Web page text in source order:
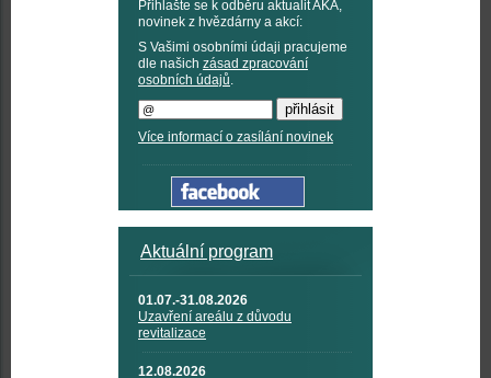
Přihlašte se k odběru aktualit AKA,
novinek z hvězdárny a akcí:
S Vašimi osobními údaji pracujeme
dle našich zásad zpracování
osobních údajů.
Více informací o zasílání novinek
Aktuální program
01.07.-31.08.2026
Uzavření areálu z důvodu
revitalizace
12.08.2026